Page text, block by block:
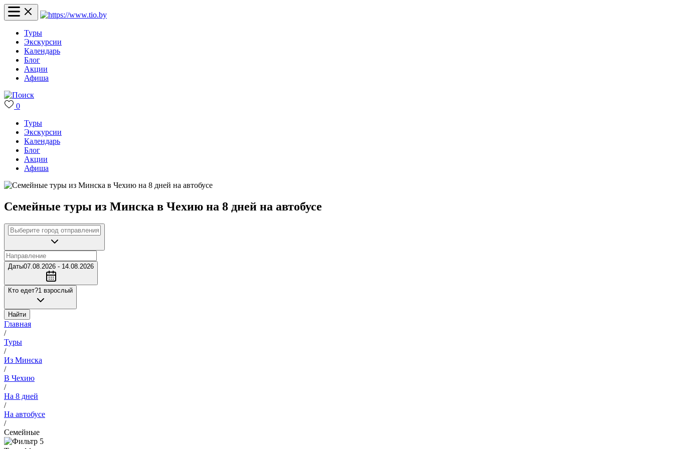
Туры
Экскурсии
Календарь
Блог
Акции
Афиша
0
Туры
Экскурсии
Календарь
Блог
Акции
Афиша
Семейные туры из Минска в Чехию на 8 дней на автобусе
Даты07.08.2026 - 14.08.2026
Кто едет?1 взрослый
Найти
Главная
/
Туры
/
Из Минска
/
В Чехию
/
На 8 дней
/
На автобусе
/
Семейные
5